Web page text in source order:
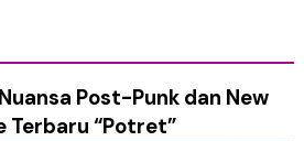
Post-Punk dan New
Terbaru “Potret”